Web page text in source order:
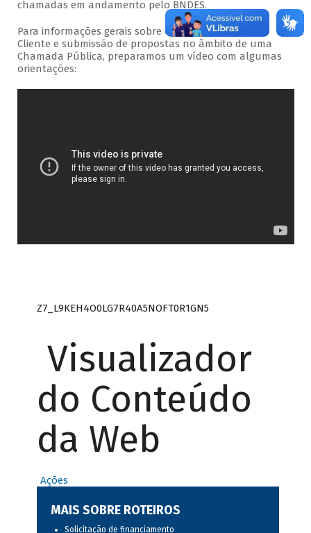
chamadas em andamento pelo BNDES.
Para informações gerais sobre o acesso ao Portal do
Cliente e submissão de propostas no âmbito de uma
Chamada Pública, preparamos um vídeo com algumas
orientações:
Z7_L9KEH4O0LG7R40A5NOFT0R1GN5
Visualizador
do Conteúdo
da Web
Ações
MAIS SOBRE ROTEIROS
Solicitação de financiamento